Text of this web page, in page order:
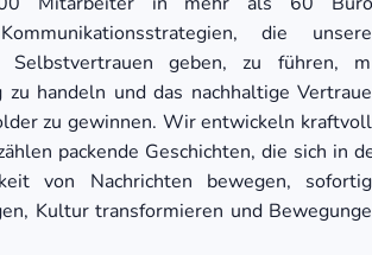
die
Selbstvertrauen geben, zu führen,
zu handeln und das nachhaltige
zu gewinnen. Wir entwickeln
packende Geschichten, die sich in
von Nachrichten bewegen,
Kultur transformieren und